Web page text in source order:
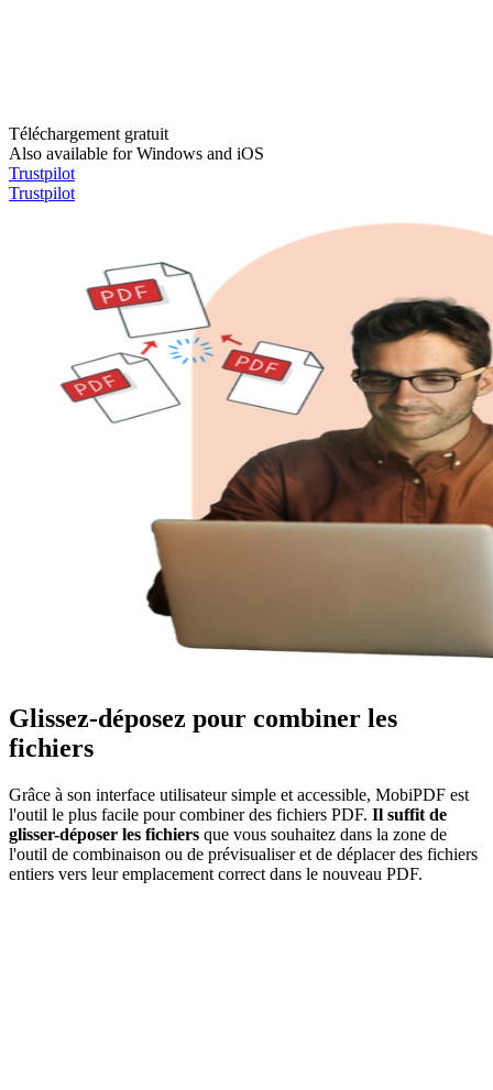
Téléchargement gratuit
Also available for Windows and iOS
Trustpilot
Trustpilot
Glissez-déposez pour combiner les
fichiers
Grâce à son interface utilisateur simple et accessible, MobiPDF est
l'outil le plus facile pour combiner des fichiers PDF. Il suffit de
glisser-déposer les fichiers que vous souhaitez dans la zone de
l'outil de combinaison ou de prévisualiser et de déplacer des fichiers
entiers vers leur emplacement correct dans le nouveau PDF.